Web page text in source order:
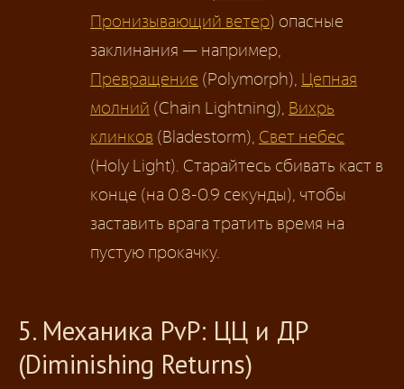
Пронизывающий ветер) опасные
заклинания — например,
Превращение (Polymorph), Цепная
молний (Chain Lightning), Вихрь
клинков (Bladestorm), Свет небес
(Holy Light). Старайтесь сбивать каст в
конце (на 0.8-0.9 секунды), чтобы
заставить врага тратить время на
пустую прокачку.
5. Механика PvP: ЦЦ и ДР
(Diminishing Returns)